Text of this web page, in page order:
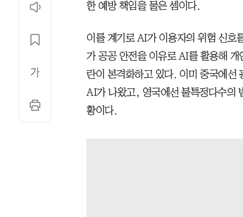
한 예방 책임을 물은 셈이다.
이를 계기로 AI가 이용자의 위험 신호
가 공공 안전을 이유로 AI를 활용해
란이 본격화하고 있다. 이미 중국에선
AI가 나왔고, 영국에선 불특정다수의
황이다.